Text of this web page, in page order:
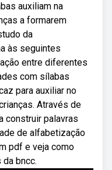
auxiliam na
a formarem
da
às seguintes
entre diferentes
com sílabas
para auxiliar no
Através de
construir palavras
de alfabetização
pdf e veja como
bncc.